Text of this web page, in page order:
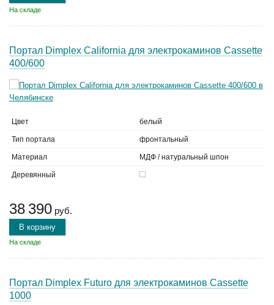
На складе
Портал Dimplex California для электрокаминов Cassette
400/600
Цвет белый
Тип портала фронтальный
Материал МДФ / натуральный шпон
Деревянный
38 390 руб.
В корзину
На складе
Портал Dimplex Futuro для электрокаминов Cassette
1000